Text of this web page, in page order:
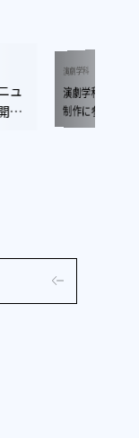
同
音楽学科
音楽業界の最
秀哉氏
サー)による